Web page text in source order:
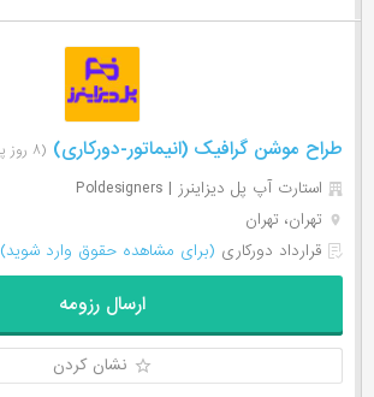
طراح موشن گرافیک (انیماتور-دورکاری) (۸ روز پیش)
استارت آپ پل دیزاینرز | Poldesigners
تهران، تهران
قرارداد دورکاری (برای مشاهده حقوق وارد شوید)
ارسال رزومه
نشان کردن